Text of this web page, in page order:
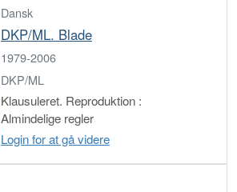
Dansk
DKP/ML. Blade
1979-2006
DKP/ML
Klausuleret. Reproduktion :
Almindelige regler
Login for at gå videre